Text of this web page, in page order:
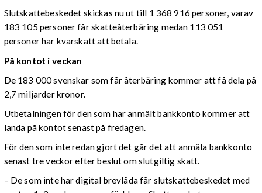
Slutskattebeskedet skickas nu ut till 1 368 916 personer, varav
183 105 personer får skatteåterbäring medan 113 051
personer har kvarskatt att betala.
På kontot i veckan
De 183 000 svenskar som får återbäring kommer att få dela på
2,7 miljarder kronor.
Utbetalningen för den som har anmält bankkonto kommer att
landa på kontot senast på fredagen.
För den som inte redan gjort det går det att anmäla bankkonto
senast tre veckor efter beslut om slutgiltig skatt.
– De som inte har digital brevlåda får slutskattebeskedet med